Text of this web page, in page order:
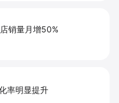
销量月增50%
率明显提升